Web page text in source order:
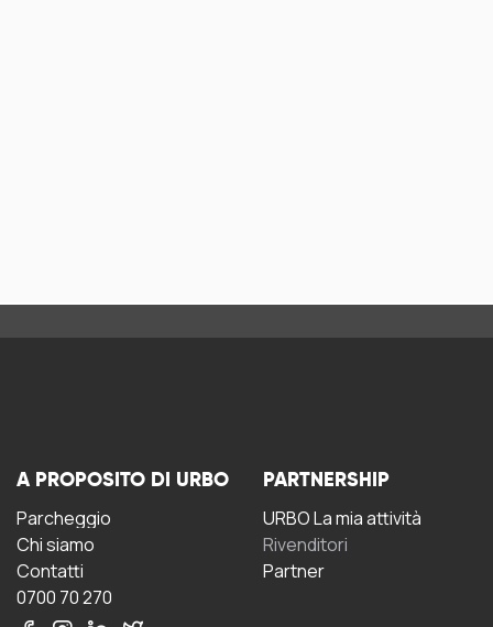
A PROPOSITO DI URBO
Parcheggio
Chi siamo
Contatti
0700 70 270
PARTNERSHIP
URBO La mia attività
Rivenditori
Partner